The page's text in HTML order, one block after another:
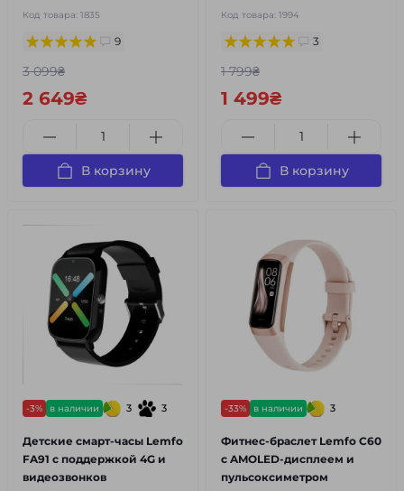
Код товара: 1835
9
3 099₴
2 649₴
В корзину
Код товара: 1994
3
1 799₴
1 499₴
В корзину
-3% в наличии 3 3
Детские смарт-часы Lemfo
FA91 с поддержкой 4G и
видеозвонков
-33% в наличии 3
Фитнес-браслет Lemfo C60
с AMOLED-дисплеем и
пульсоксиметром